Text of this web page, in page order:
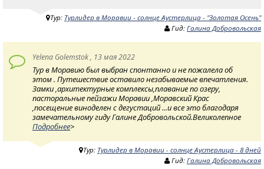
Тур: Турлидер в Моравии - солнце Аустерлица - "Золотая Осень"
Гид: Галина Добровольская
Yelena Golemstok , 13 мая 2022
Тур в Моравию был выбран спонтанно и не пожалела об
этом . Путешествие оставило незабываемые впечатления.
Замки ,архитектурные комплексы,плавание по озеру,
пасторальные пейзажи Моравии ,Моравский Крас
,посещение виноделен с дегустаций ...и все это благодаря
замечательному гиду Галине Добровольской.Великолепное
Подробнее>
Тур: Турлидер в Моравии - солнце Аустерлица - 8 дней
Гид: Галина Добровольская